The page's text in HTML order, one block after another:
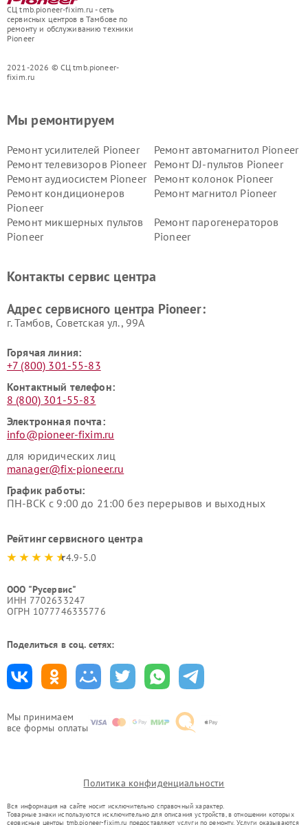
СЦ tmb.pioneer-fixim.ru - сеть
сервисных центров в Тамбове по
ремонту и обслуживанию техники
Pioneer
2021-2026 © СЦ tmb.pioneer-
fixim.ru
Мы принимаем
все формы оплаты
Мы ремонтируем
Ремонт усилителей Pioneer
Ремонт автомагнитол Pioneer
Ремонт телевизоров Pioneer
Ремонт DJ-пультов Pioneer
Ремонт аудиосистем Pioneer
Ремонт колонок Pioneer
Ремонт кондиционеров
Pioneer
Ремонт магнитол Pioneer
Ремонт микшерных пультов
Pioneer
Ремонт парогенераторов
Pioneer
Контакты сервис центра
Адрес сервисного центра Pioneer:
г. Тамбов, Советская ул., 99А
Горячая линия:
+7 (800) 301-55-83
Контактный телефон:
8 (800) 301-55-83
Электронная почта:
info@pioneer-fixim.ru
для юридических лиц
manager@fix-pioneer.ru
График работы:
ПН-ВСК с 9:00 до 21:00 без перерывов и выходных
Рейтинг сервисного центра
4.9-5.0
ООО "Русервис"
ИНН 7702633247
ОГРН 1077746335776
Поделиться в соц. сетях:
Политика конфиденциальности
Вся информация на сайте носит исключительно справочный характер.
Товарные знаки используются исключительно для описания устройств, в отношении которых
сервисные центры tmb.pioneer-fixim.ru предоставляют услуги по ремонту. Услуги оказываются